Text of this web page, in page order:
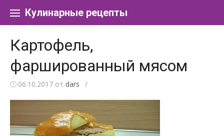
Кулинарные рецепты
Картофель,
фаршированный мясом
06.10.2017 от dars /